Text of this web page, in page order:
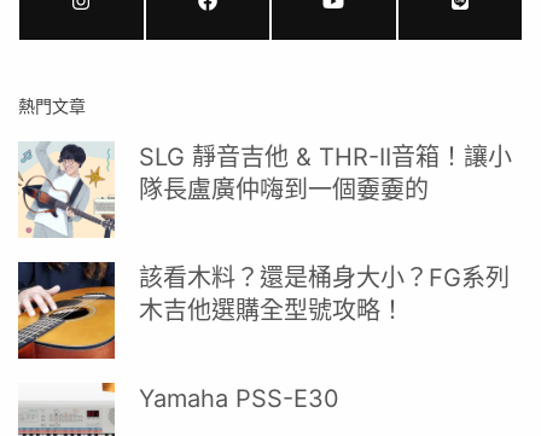
熱門文章
SLG 靜音吉他 & THR-II音箱！讓小
隊長盧廣仲嗨到一個嫑嫑的
該看木料？還是桶身大小？FG系列
木吉他選購全型號攻略！
Yamaha PSS-E30